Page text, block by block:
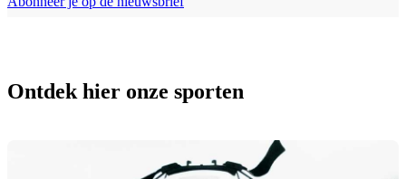
Ontdek hier onze sporten